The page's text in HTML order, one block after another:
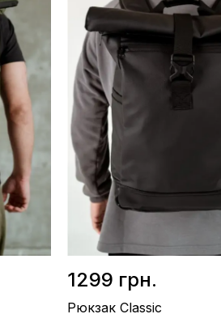
Матеріал / Поліестер із
водовідштовхувальної тканини
Виробництво / Україна
Колір / Сірий
1299 грн.
Рюкзак Classic